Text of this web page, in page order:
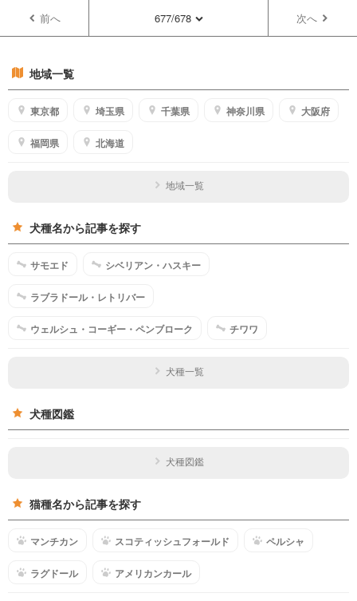
前へ 677/678 次へ
地域一覧
東京都 埼玉県 千葉県 神奈川県 大阪府
福岡県 北海道
地域一覧
犬種名から記事を探す
サモエド シベリアン・ハスキー
ラブラドール・レトリバー
ウェルシュ・コーギー・ペンブローク チワワ
犬種一覧
犬種図鑑
犬種図鑑
猫種名から記事を探す
マンチカン スコティッシュフォールド ペルシャ
ラグドール アメリカンカール